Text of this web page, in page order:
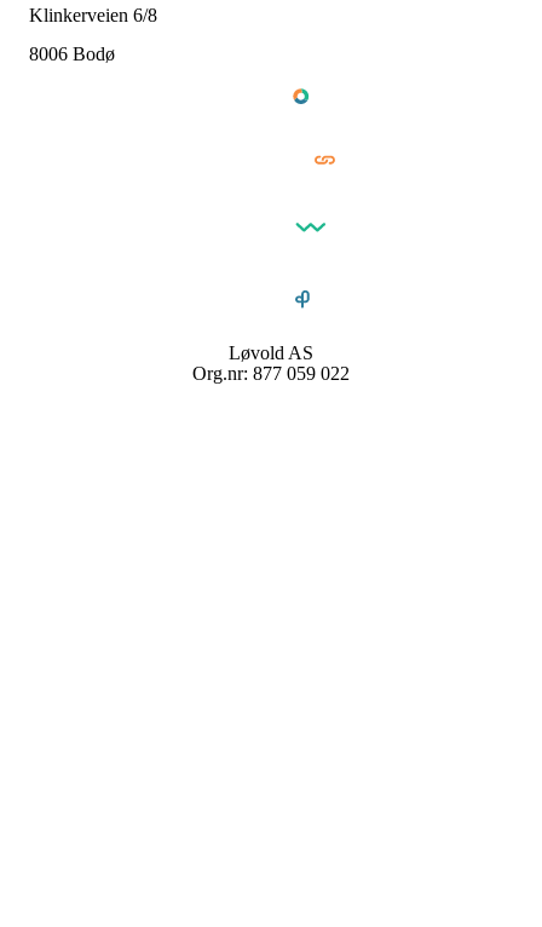
Klinkerveien 6/8
8006 Bodø
Løvold AS
Org.nr: 877 059 022